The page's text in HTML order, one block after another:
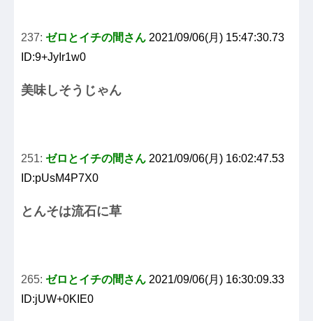
237: ゼロとイチの間さん 2021/09/06(月) 15:47:30.73
ID:9+JyIr1w0
美味しそうじゃん
251: ゼロとイチの間さん 2021/09/06(月) 16:02:47.53
ID:pUsM4P7X0
とんそは流石に草
265: ゼロとイチの間さん 2021/09/06(月) 16:30:09.33
ID:jUW+0KIE0